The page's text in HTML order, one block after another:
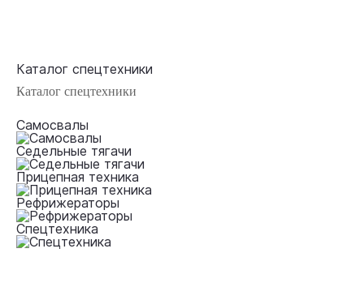
Каталог спецтехники
Каталог спецтехники
Самосвалы
Седельные тягачи
Прицепная техника
Рефрижераторы
Спецтехника